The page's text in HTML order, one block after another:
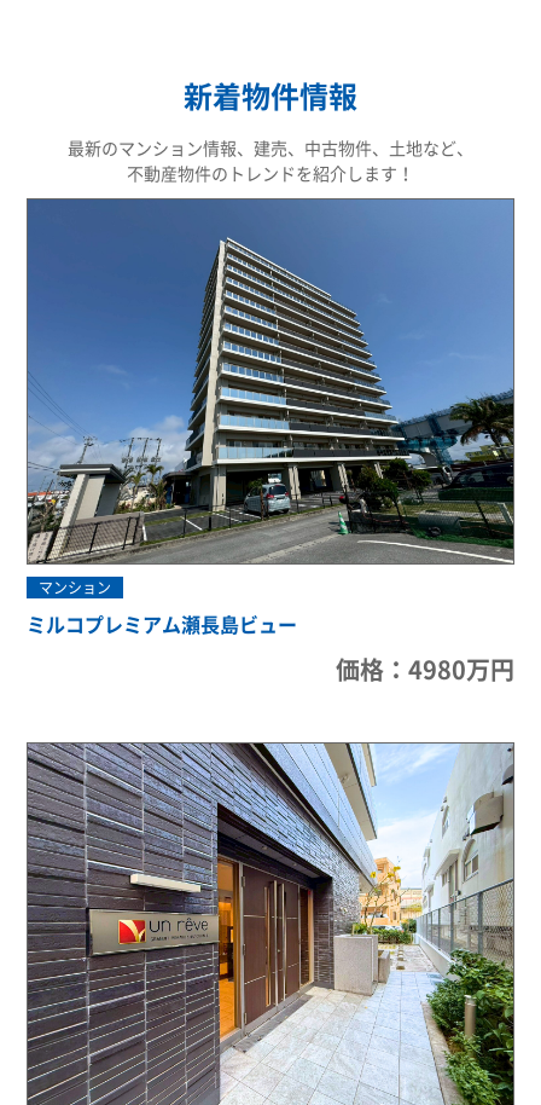
新着物件情報
最新のマンション情報、建売、中古物件、土地など、
不動産物件のトレンドを紹介します！
マンション
ミルコプレミアム瀬長島ビュー
価格：4980万円